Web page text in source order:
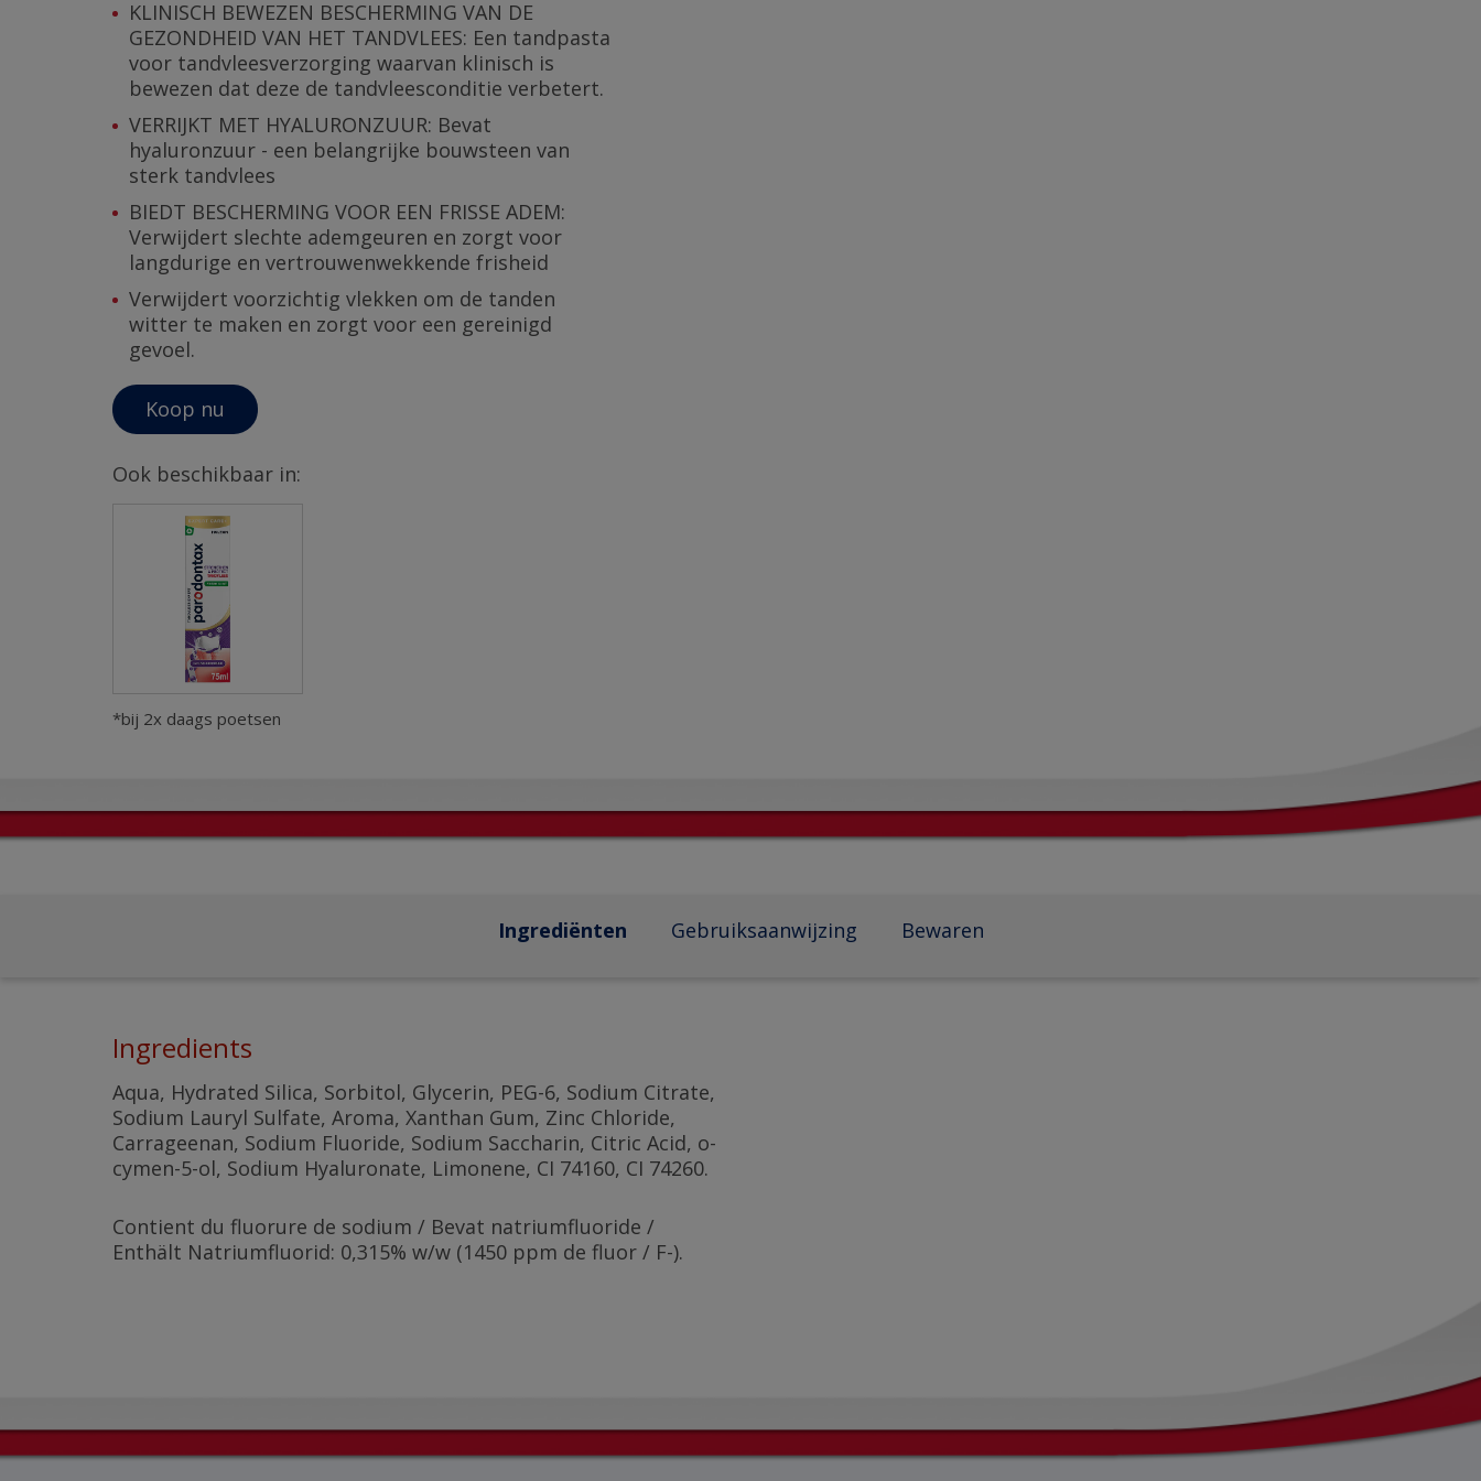
KLINISCH BEWEZEN BESCHERMING VAN DE
GEZONDHEID VAN HET TANDVLEES: Een tandpasta
voor tandvleesverzorging waarvan klinisch is
bewezen dat deze de tandvleesconditie verbetert.
VERRIJKT MET HYALURONZUUR: Bevat
hyaluronzuur - een belangrijke bouwsteen van
sterk tandvlees
BIEDT BESCHERMING VOOR EEN FRISSE ADEM:
Verwijdert slechte ademgeuren en zorgt voor
langdurige en vertrouwenwekkende frisheid
Verwijdert voorzichtig vlekken om de tanden
witter te maken en zorgt voor een gereinigd
gevoel.
Koop nu
Ook beschikbaar in:
*bij 2x daags poetsen
Ingrediënten Gebruiksaanwijzing Bewaren
Ingredients
Aqua, Hydrated Silica, Sorbitol, Glycerin, PEG-6, Sodium Citrate,
Sodium Lauryl Sulfate, Aroma, Xanthan Gum, Zinc Chloride,
Carrageenan, Sodium Fluoride, Sodium Saccharin, Citric Acid, o-
cymen-5-ol, Sodium Hyaluronate, Limonene, CI 74160, CI 74260.
Contient du fluorure de sodium / Bevat natriumfluoride /
Enthält Natriumfluorid: 0,315% w/w (1450 ppm de fluor / F-).